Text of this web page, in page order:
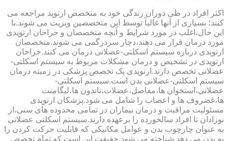
اکثر افراد در طی دوران زندگی خود به متخصص ارتوپد مراجعه می
کنند؛ بسیاری از آنها غالباً توسط این متخصصین ویزیت می شوند.با
این حال،اغلب در مورد شرایط و آنچه متخصصان و جراحان ارتوپدی
مورد درمان قرار می دهند،دچار سردرگمی می شوند.متخصصان
ارتوپدی درباره سیستم اسکلتی-عضلانی درمان می کنند.جراحان
ارتوپدی در تشخیص و درمان مشکلات مربوط به سیستم اسکلتی-
عضلانی تخصص دارند.ارتوپدی یک تخصص پزشکی در زمینه درمان
سیستم اسکلتی-عضلانی بدن است.سیستم اسکلتی-
عضلانی،استخوان ها،مفاصل،عضلات،تاندون ها،لیگامنت
ها،غضروف ها و اعصاب را شامل می شود.پزشکان ارتوپدی
مسئولیت مراقبت و درمان بیماران در تمامی محدوده های سنی،از
نوزادان تا افراد سالخورده را برعهده دارند.سیستم اسکلتی عضلانی
به عنوان چارچوب بدن و عوامل مکانیکی که قابلیت حرکت کردن را
به بدن می دهد شناخته می شود.حقیقت این است که تمام تخصص